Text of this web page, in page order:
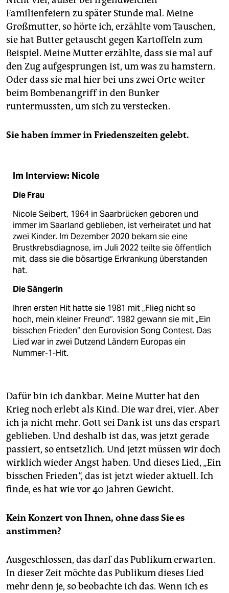
Familienfeiern zu später Stunde mal. Meine
Großmutter, so hörte ich, erzählte vom Tauschen,
sie hat Butter getauscht gegen Kartoffeln zum
Beispiel. Meine Mutter erzählte, dass sie mal auf
den Zug aufgesprungen ist, um was zu hamstern.
Oder dass sie mal hier bei uns zwei Orte weiter
beim Bombenangriff in den Bunker
runtermussten, um sich zu verstecken.
Sie haben immer in Friedenszeiten gelebt.
Im Interview: Nicole
Die Frau
Nicole Seibert, 1964 in Saar­brücken geboren und
immer im Saarland geblieben, ist verheiratet und hat
zwei Kinder. Im Dezember 2020 bekam sie eine
Brustkrebs­diagnose, im Juli 2022 teilte sie öffentlich
mit, dass sie die bösartige Erkrankung überstanden
hat.
Die Sängerin
Ihren ersten Hit hatte sie 1981 mit „Flieg nicht so
hoch, mein kleiner Freund“. 1982 gewann sie mit „Ein
bisschen Frieden“ den Eurovision Song Contest. Das
Lied war in zwei Dutzend Ländern Europas ein
Nummer-1-Hit.
Dafür bin ich dankbar. Meine Mutter hat den
Krieg noch erlebt als Kind. Die war drei, vier. Aber
ich ja nicht mehr. Gott sei Dank ist uns das erspart
geblieben. Und deshalb ist das, was jetzt gerade
passiert, so entsetzlich. Und jetzt müssen wir doch
wirklich wieder Angst haben. Und dieses Lied, „Ein
bisschen Frieden“, das ist jetzt wieder aktuell. Ich
finde, es hat wie vor 40 Jahren Gewicht.
Kein Konzert von Ihnen, ohne dass Sie es
anstimmen?
Ausgeschlossen, das darf das Publikum erwarten.
In dieser Zeit möchte das Publikum dieses Lied
mehr denn je, so beobachte ich das. Wenn ich es